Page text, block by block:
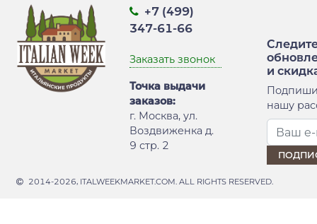
+7 (499)
347-61-66
Заказать звонок
Точка выдачи
заказов:
г. Москва, ул.
Воздвиженка д.
9 стр. 2
и
нашу
2014-2026, ITALWEEKMARKET.COM. ALL RIGHTS RESERVED.